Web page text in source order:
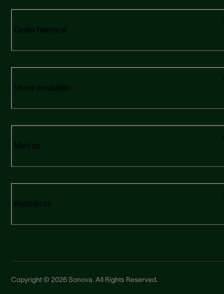
Gratis høretest
Vores produkter
Mød os
Kontakt os
Copyright © 2026 Sonova. All Rights Reserved.